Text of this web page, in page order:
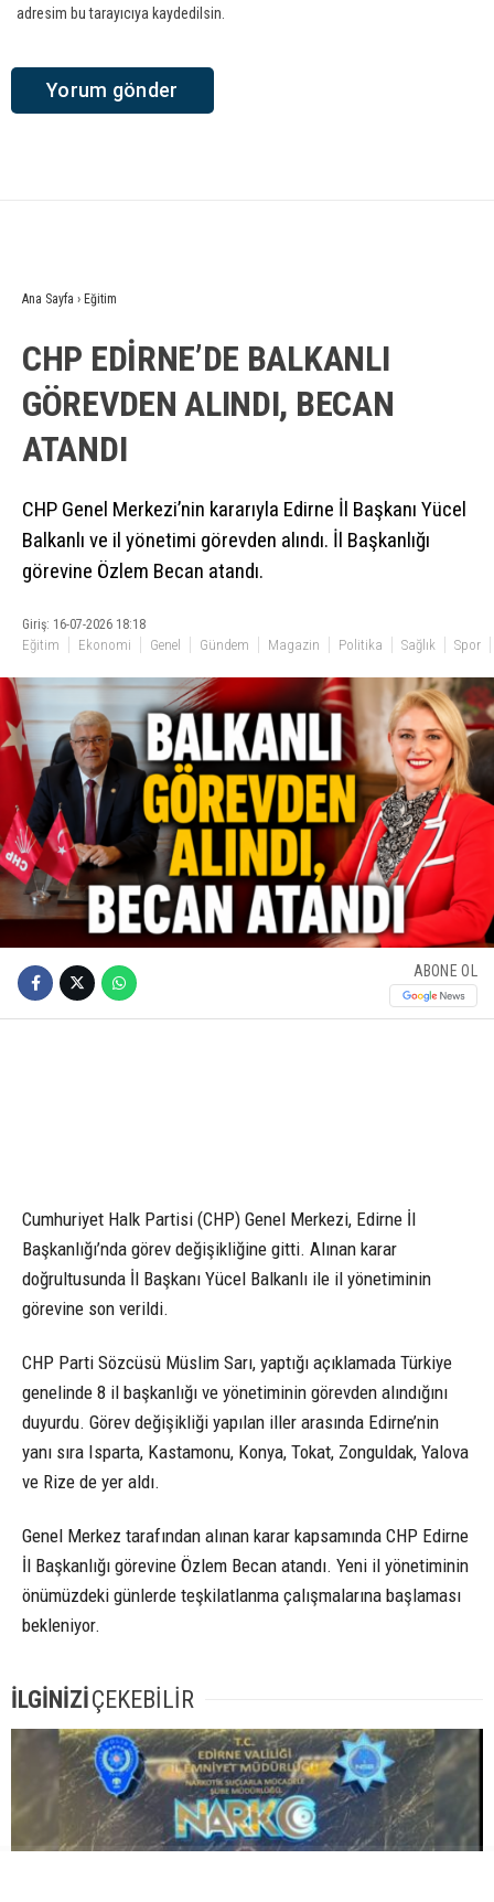
adresim bu tarayıcıya kaydedilsin.
Ana Sayfa › Eğitim
CHP EDİRNE’DE BALKANLI
GÖREVDEN ALINDI, BECAN
ATANDI
CHP Genel Merkezi’nin kararıyla Edirne İl Başkanı Yücel
Balkanlı ve il yönetimi görevden alındı. İl Başkanlığı
görevine Özlem Becan atandı.
Giriş: 16-07-2026 18:18
Eğitim Ekonomi Genel Gündem Magazin Politika Sağlık Spor
ABONE OL
Cumhuriyet Halk Partisi (CHP) Genel Merkezi, Edirne İl
Başkanlığı’nda görev değişikliğine gitti. Alınan karar
doğrultusunda İl Başkanı Yücel Balkanlı ile il yönetiminin
görevine son verildi.
CHP Parti Sözcüsü Müslim Sarı, yaptığı açıklamada Türkiye
genelinde 8 il başkanlığı ve yönetiminin görevden alındığını
duyurdu. Görev değişikliği yapılan iller arasında Edirne’nin
yanı sıra Isparta, Kastamonu, Konya, Tokat, Zonguldak, Yalova
ve Rize de yer aldı.
Genel Merkez tarafından alınan karar kapsamında CHP Edirne
İl Başkanlığı görevine Özlem Becan atandı. Yeni il yönetiminin
önümüzdeki günlerde teşkilatlanma çalışmalarına başlaması
bekleniyor.
İLGİNİZİÇEKEBİLİR